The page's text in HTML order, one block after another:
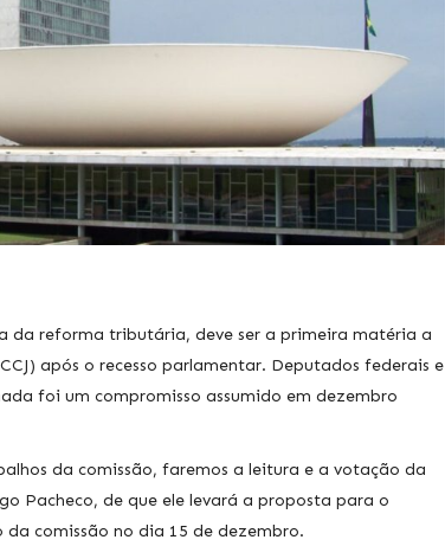
da reforma tributária, deve ser a primeira matéria a
após o recesso parlamentar. Deputados federais e
foi um compromisso assumido em dezembro
da comissão, faremos a leitura e a votação da
Pacheco, de que ele levará a proposta para o
comissão no dia 15 de dezembro.